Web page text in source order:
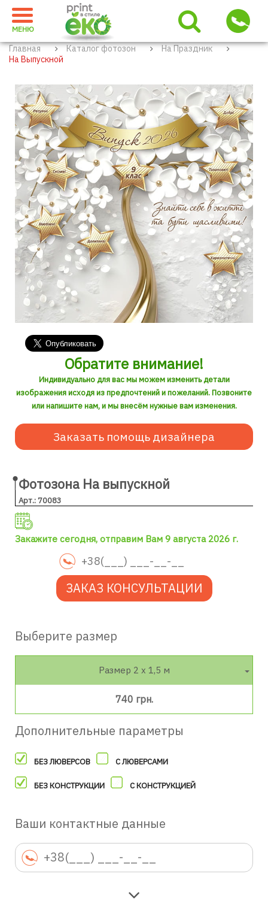
МЕНЮ
Главная Каталог фотозон
На Праздник
На Выпускной
Обратите внимание!
Индивидуально для вас мы можем изменить детали
изображения исходя из предпочтений и пожеланий. Позвоните
или напишите нам, и мы внесём нужные вам изменения.
Заказать помощь дизайнера
Фотозона На выпускной
Арт.: 70083
Закажите сегодня, отправим Вам 9 августа 2026 г.
ЗАКАЗ КОНСУЛЬТАЦИИ
Выберите размер
Размер 2 х 1,5 м
740 грн.
Дополнительные параметры
БЕЗ ЛЮВЕРСОВ С ЛЮВЕРСАМИ
БЕЗ КОНСТРУКЦИИ С КОНСТРУКЦИЕЙ
Ваши контактные данные